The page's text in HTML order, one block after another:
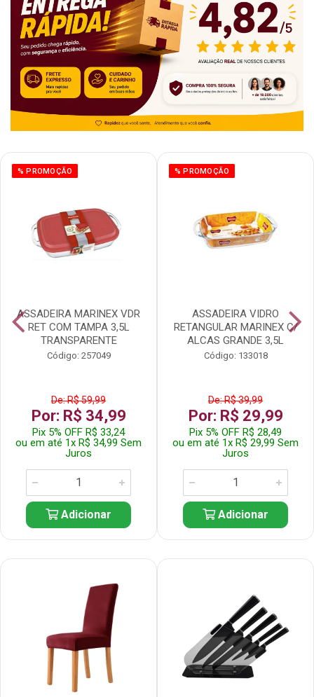
% PROMOÇÃO
ASSADEIRA MARINEX VDR
RET COM TAMPA 3,5L
TRANSPARENTE
Código: 257049
De: R$ 59,99
Por: R$ 34,99
Pix 5% OFF R$ 33,24
ou em até 1x R$ 34,99 Sem
Juros
Adicionar
% PROMOÇÃO
ASSADEIRA VIDRO
RETANGULAR MARINEX C/
ALCAS GRANDE 3,5L
Código: 133018
De: R$ 39,99
Por: R$ 29,99
Pix 5% OFF R$ 28,49
ou em até 1x R$ 29,99 Sem
Juros
Adicionar